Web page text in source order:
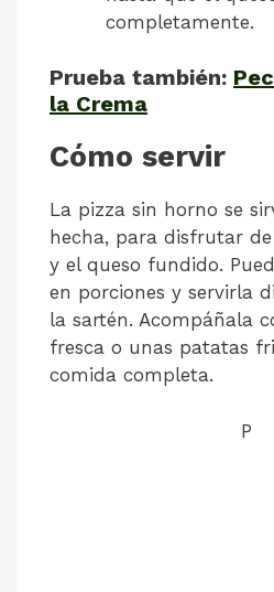
completamente.
Prueba también:
la Crema
Cómo servir
La pizza sin horno se
hecha, para disfrutar
y el queso fundido.
en porciones y servirla
la sartén. Acompáñala
fresca o unas patatas
comida completa.
P